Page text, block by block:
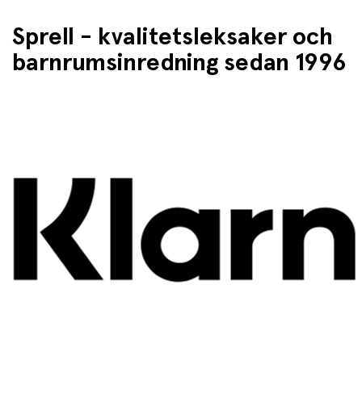
Sprell - kvalitetsleksaker och
barnrumsinredning sedan 1996